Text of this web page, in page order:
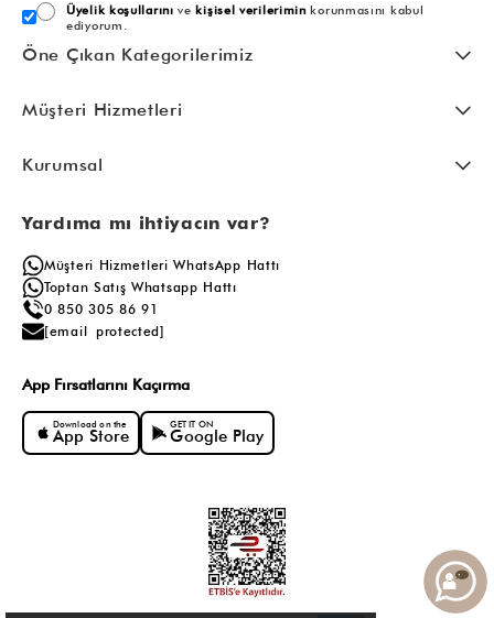
Üyelik koşullarını vekişisel verileriminkorunmasını kabul
ediyorum.
Öne Çıkan Kategorilerimiz
Müşteri Hizmetleri
Kurumsal
Yardıma mı ihtiyacın var?
Müşteri Hizmetleri WhatsApp Hattı
Toptan Satış Whatsapp Hattı
0 850 305 86 91
[email protected]
App Fırsatlarını Kaçırma
Download on the
App Store
GET IT ON
Google Play